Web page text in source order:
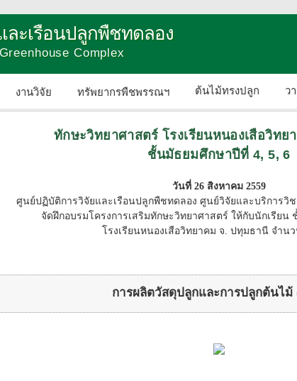
ะเรือนปลูกพืชทดลอง
Complex
งานวิจัย ทรัพยากรพืชพรรณฯ ต้นไม้ทรงปลูก ว
ทักษะวิทยาศาสตร์ โรงเรียนหนองเสือวิท
ชั้นมัธยมศึกษาปีที่ 4, 5, 6
วันที่ 26 สิงหาคม 2559
ศูนย์ปฏิบัติการวิจัยและเรือนปลูกพืชทดลอง ศูนย์วิจัยและบริการวิ
จัดฝึกอบรมโครงการเสริมทักษะวิทยาศาสตร์ ให้กับนักเรียน
โรงเรียนหนองเสือวิทยาคม จ. ปทุมธานี จำน
การผลิตวัสดุปลูกและการปลูกต้นไม้